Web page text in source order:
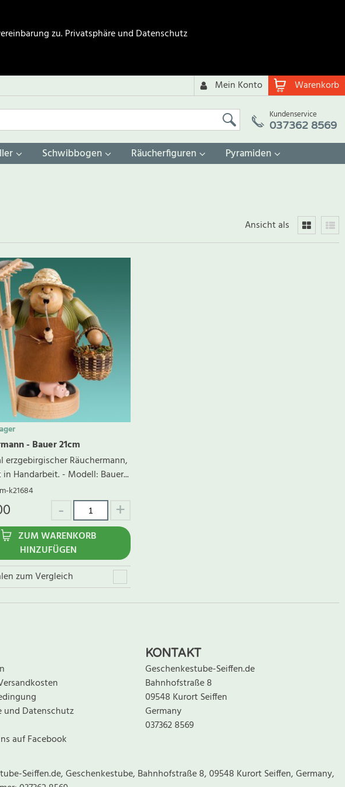
zu.Privatsphäre und Datenschutz
Warenkorb
Mein Konto
Kundenservice
037362 8569
Schwibbogen Räucherfiguren Pyramiden
Ansicht als
- Bauer 21cm
erzgebirgischer Räuchermann,
Handarbeit. - Modell: Bauer...
k21684
ZUM WARENKORB
HINZUFÜGEN
zum Vergleich
und Datenschutz
auf Facebook
KONTAKT
Geschenkestube-Seiffen.de
Bahnhofstraße 8
09548 Kurort Seiffen
Germany
037362 8569
Seiffen.de, Geschenkestube, Bahnhofstraße 8, 09548 Kurort Seiffen, Germany,